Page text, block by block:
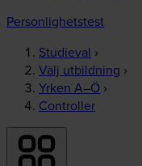
Personlighetstest
Studieval ›
Välj utbildning ›
Yrken A–Ö ›
Controller